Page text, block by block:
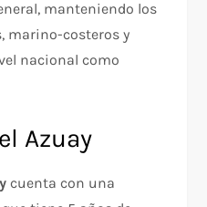
manteniendo los
marino-costeros y
nacional como
Azuay
cuenta con una